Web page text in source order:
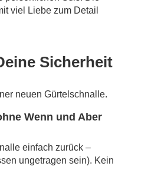
viel Liebe zum Detail
Sicherheit
neuen Gürtelschnalle.
Wenn und Aber
einfach zurück –
ungetragen sein). Kein